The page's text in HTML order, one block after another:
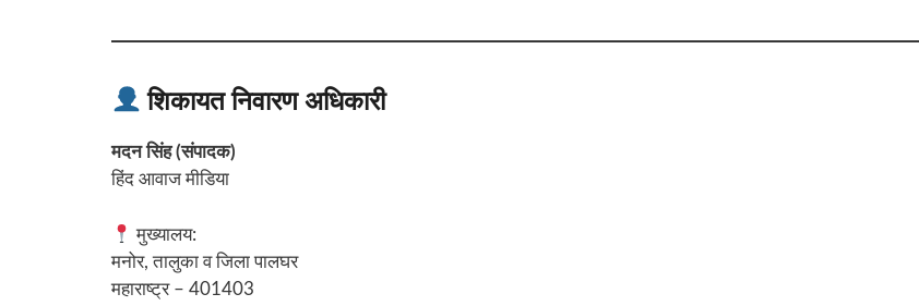
शिकायत निवारण अधिकारी
मदन सिंह (संपादक)
हिंद आवाज मीडिया
मुख्यालय:
मनोर, तालुका व जिला पालघर
महाराष्ट्र – 401403